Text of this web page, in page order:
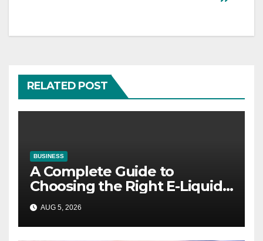
RELATED POST
BUSINESS
A Complete Guide to
Choosing the Right E-Liquid
for Your Vape
AUG 5, 2026